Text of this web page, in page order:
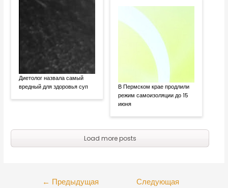
Диетолог назвала самый
вредный для здоровья суп
В Пермском крае продлили
режим самоизоляции до 15
июня
Load more posts
← Предыдущая
Следующая